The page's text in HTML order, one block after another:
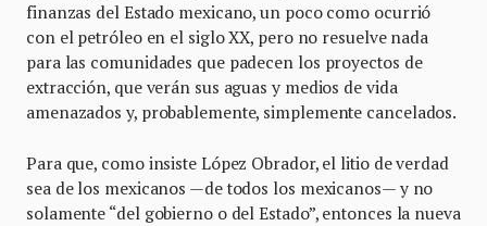
finanzas del Estado mexicano, un poco como ocurrió
con el petróleo en el siglo XX, pero no resuelve nada
para las comunidades que padecen los proyectos de
extracción, que verán sus aguas y medios de vida
amenazados y, probablemente, simplemente cancelados.
Para que, como insiste López Obrador, el litio de verdad
sea de los mexicanos —de todos los mexicanos— y no
solamente “del gobierno o del Estado”, entonces la nueva